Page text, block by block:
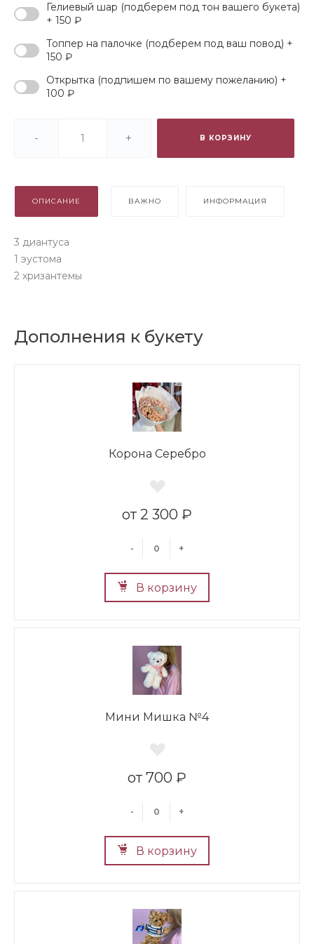
Гелиевый шар (подберем под тон вашего букета)
+ 150 ₽
Топпер на палочке (подберем под ваш повод) +
150 ₽
Открытка (подпишем по вашему пожеланию) +
100 ₽
- + В КОРЗИНУ
ОПИСАНИЕ ВАЖНО ИНФОРМАЦИЯ
3 диантуса
1 эустома
2 хризантемы
Дополнения к букету
Корона Серебро
2 300 ₽
- +
В корзину
Мини Мишка №4
700 ₽
- +
В корзину